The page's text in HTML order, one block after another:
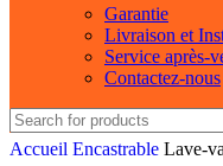
Garantie
Livraison et
Service après-
Contactez-nous
Accueil Encastrable Lave-